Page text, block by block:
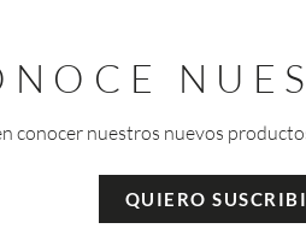
conocer nuestros nuevos
QUIERO